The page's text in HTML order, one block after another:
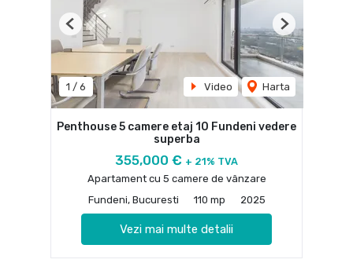
1 / 6 Video Harta
Previous Next
Penthouse 5 camere etaj 10 Fundeni vedere
superba
355,000 € + 21% TVA
Apartament cu 5 camere de vânzare
Fundeni, Bucuresti
110 mp 2025
Vezi mai multe detalii